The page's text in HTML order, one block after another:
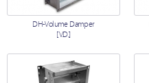
DH-Volume Damper
[V.D.]